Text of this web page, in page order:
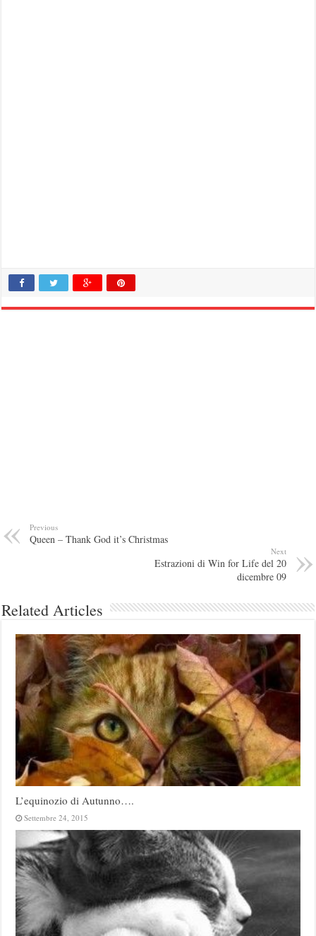
Previous
Queen – Thank God it’s Christmas
Next
Estrazioni di Win for Life del 20
dicembre 09
Related Articles
L’equinozio di Autunno….
Settembre 24, 2015